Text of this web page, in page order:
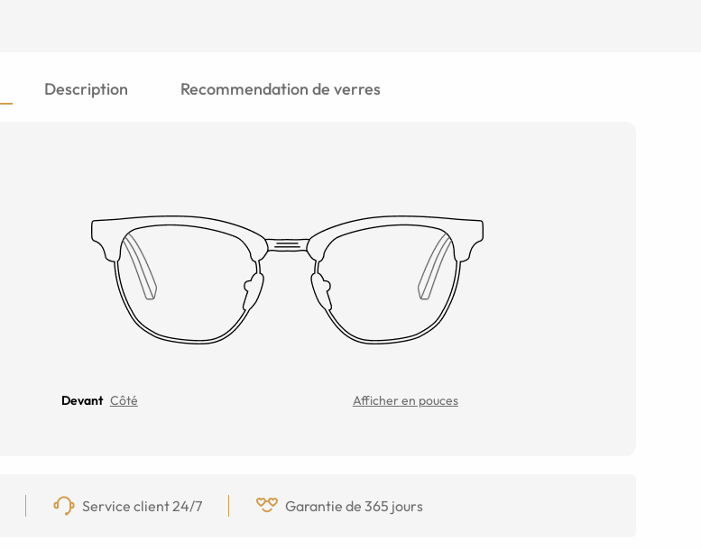
Description Recommendation de verres
Devant Côté Afficher en pouces
Service client 24/7 Garantie de 365 jours